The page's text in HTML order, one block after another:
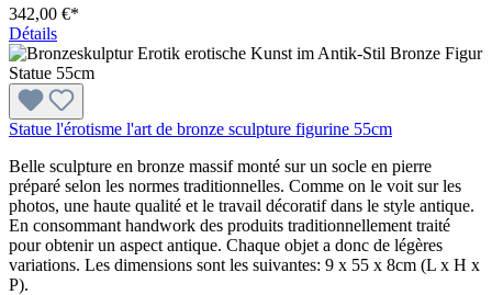
342,00 €*
Détails
Statue l'érotisme l'art de bronze sculpture figurine 55cm
Belle sculpture en bronze massif monté sur un socle en pierre
préparé selon les normes traditionnelles. Comme on le voit sur les
photos, une haute qualité et le travail décoratif dans le style antique.
En consommant handwork des produits traditionnellement traité
pour obtenir un aspect antique. Chaque objet a donc de légères
variations. Les dimensions sont les suivantes: 9 x 55 x 8cm (L x H x
P).